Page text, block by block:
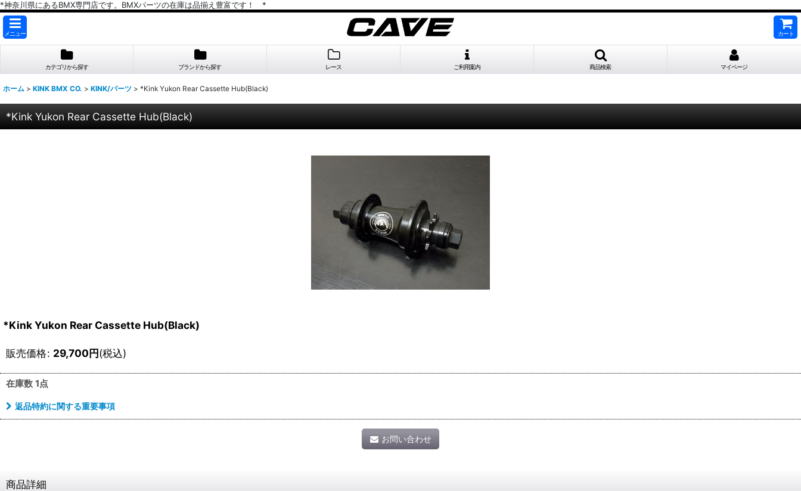
*神奈川県にあるBMX専門店です。BMXパーツの在庫は品揃え豊富です！ *
メニュー カート
カテゴリから探す ブランドから探す レース ご利用案内 商品検索 マイページ
ホーム > KINK BMX CO. > KINK/パーツ > *Kink Yukon Rear Cassette Hub(Black)
*Kink Yukon Rear Cassette Hub(Black)
*Kink Yukon Rear Cassette Hub(Black)
販売価格: 29,700円(税込)
在庫数 1点
返品特約に関する重要事項
お問い合わせ
商品詳細